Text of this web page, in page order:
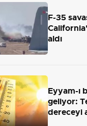
F-35
aldı
Eyyam-ı
geliyor:
dereceyi